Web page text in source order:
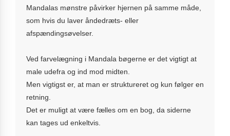
Mandalas mønstre påvirker hjernen på samme måde,
som hvis du laver åndedræts- eller
afspændingsøvelser.
Ved farvelægning i Mandala bøgerne er det vigtigt at
male udefra og ind mod midten.
Men vigtigst er, at man er struktureret og kun følger en
retning.
Det er muligt at være fælles om en bog, da siderne
kan tages ud enkeltvis.